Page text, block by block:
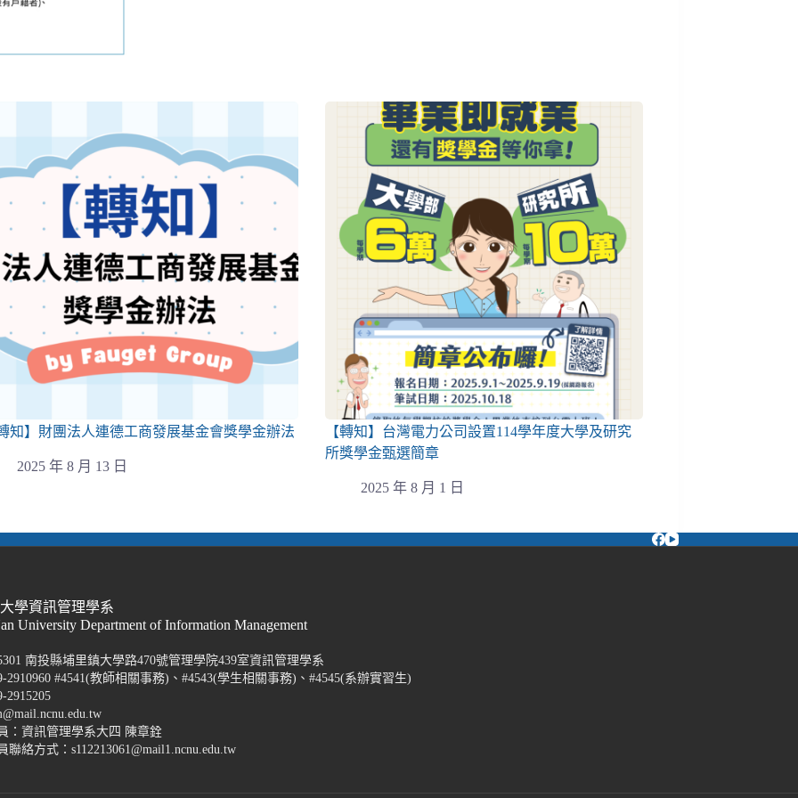
知】財團法人連德工商發展基金會獎學金辦法
2025 年 8 月 13 日
【轉知】台灣電力公司設置114學年度大學及研究
所獎學金甄選簡章
2025 年 8 月 1 日
學資訊管理學系
University Department of Information Management
南投縣埔里鎮大學路470號管理學院439室資訊管理學系
2910960 #4541(教師相關事務)、#4543(學生相關事務)、#4545(系辦實習生)
2915205
：資訊管理學系大四 陳章銓
聯絡方式：s112213061@mail1.ncnu.edu.tw